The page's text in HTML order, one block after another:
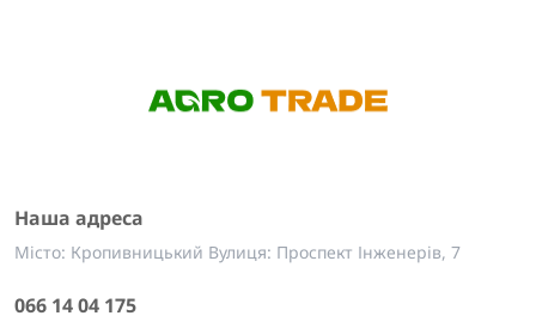
Наша адреса
Місто: Кропивницький Вулиця: Проспект Інженерів, 7
066 14 04 175